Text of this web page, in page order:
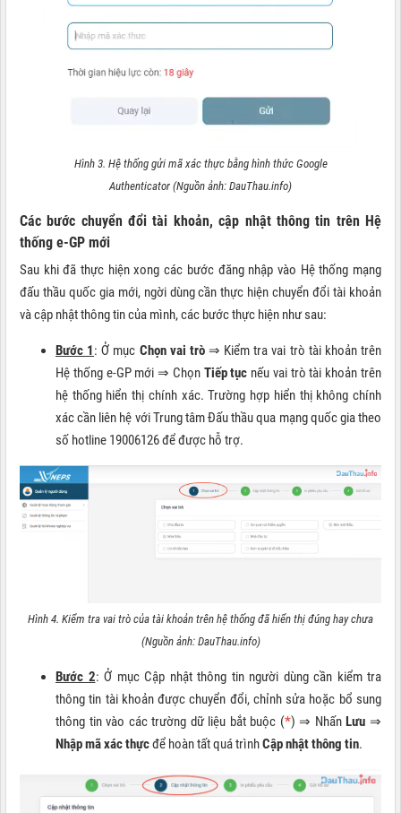
Hình 3. Hệ thống gửi mã xác thực bằng hình thức Google
Authenticator (Nguồn ảnh: DauThau.info)
Các bước chuyển đổi tài khoản, cập nhật thông tin trên Hệ
thống e-GP mới
Sau khi đã thực hiện xong các bước đăng nhập vào Hệ thống mạng
đấu thầu quốc gia mới, ngời dùng cần thực hiện chuyển đổi tài khoản
và cập nhật thông tin của mình, các bước thực hiện như sau:
Bước 1: Ở mục Chọn vai trò⇒ Kiểm tra vai trò tài khoản trên
Hệ thống e-GP mới ⇒ ChọnTiếp tục nếu vai trò tài khoản trên
hệ thống hiển thị chính xác. Trường hợp hiển thị không chính
xác cần liên hệ với Trung tâm Đấu thầu qua mạng quốc gia theo
số hotline 19006126 để được hỗ trợ.
Hình 4. Kiểm tra vai trò của tài khoản trên hệ thống đã hiển thị đúng hay chưa
(Nguồn ảnh: DauThau.info)
Bước 2: Ở mục Cập nhật thông tin người dùng cần kiểm tra
thông tin tài khoản được chuyển đổi, chỉnh sửa hoặc bổ sung
thông tin vào các trường dữ liệu bắt buộc (*) ⇒ NhấnLưu⇒
Nhập mã xác thựcđể hoàn tất quá trìnhCập nhật thông tin.